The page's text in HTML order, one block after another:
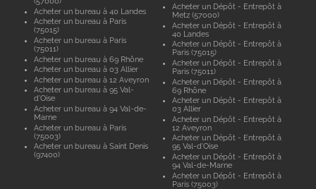
Acheter un bureau à 40 Landes
Acheter un bureau à Paris
(75015)
Acheter un bureau à Paris
(75011)
Acheter un bureau à 69 Rhône
Acheter un bureau à 03 Allier
Acheter un bureau à 12 Aveyron
Acheter un bureau à 95 Val-
d'Oise
Acheter un bureau à 94 Val-de-
Marne
Acheter un bureau à Paris
(75003)
Acheter un bureau à Saint Denis
(97400)
Acheter un Dépôt - Entrepôt à
Metz (57000)
Acheter un Dépôt - Entrepôt à
40 Landes
Acheter un Dépôt - Entrepôt à
Paris (75015)
Acheter un Dépôt - Entrepôt à
Paris (75011)
Acheter un Dépôt - Entrepôt à
69 Rhône
Acheter un Dépôt - Entrepôt à
03 Allier
Acheter un Dépôt - Entrepôt à
12 Aveyron
Acheter un Dépôt - Entrepôt à
95 Val-d'Oise
Acheter un Dépôt - Entrepôt à
94 Val-de-Marne
Acheter un Dépôt - Entrepôt à
Paris (75003)